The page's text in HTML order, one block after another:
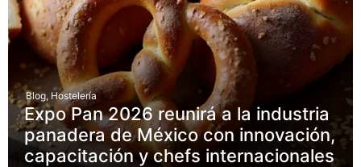
Blog, Hostelería
Expo Pan 2026 reunirá a la industria
panadera de México con innovación,
capacitación y chefs internacionales